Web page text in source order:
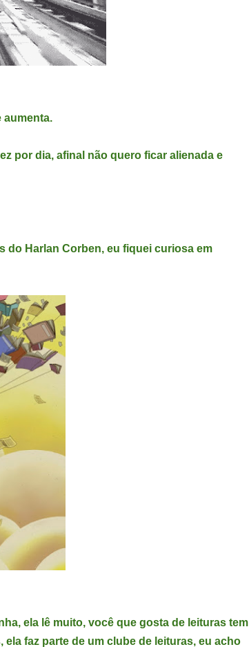
aumenta.
por dia, afinal não quero ficar alienada e
do Harlan Corben, eu fiquei curiosa em
ela lê muito, você que gosta de leituras tem
faz parte de um clube de leituras, eu acho